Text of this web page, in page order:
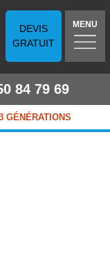
DEVIS
GRATUIT
MENU
84 79 69
GÉNÉRATIONS